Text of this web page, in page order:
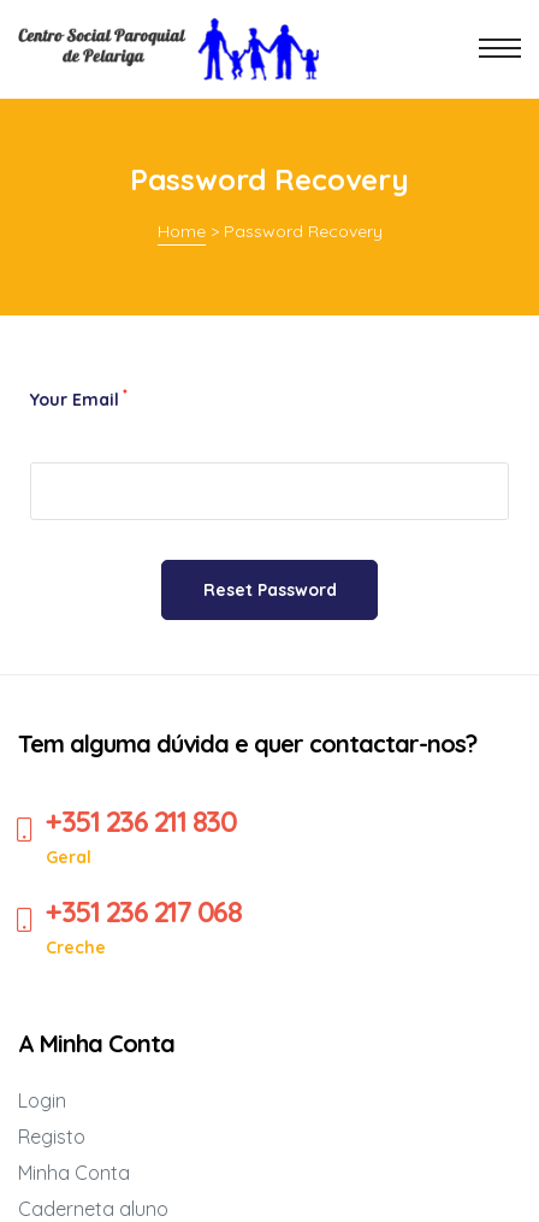
Password Recovery
Home> Password Recovery
Your Email *
Tem alguma dúvida e quer contactar-nos?
+351 236 211 830
Geral
+351 236 217 068
Creche
A Minha Conta
Login
Registo
Minha Conta
Caderneta aluno